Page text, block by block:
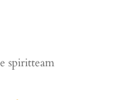
spiritteam